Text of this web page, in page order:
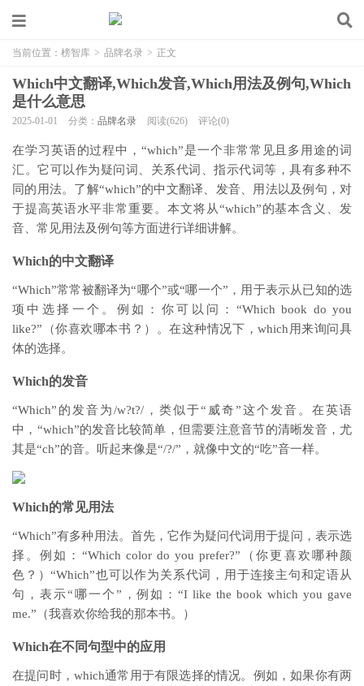
当前位置： 榜智库 > 品牌名录 > 正文
Which中文翻译,Which发音,Which用法及例句,Which
是什么意思
2025-01-01 分类： 品牌名录 阅读(626) 评论(0)
在学习英语的过程中，“which”是一个非常常见且多用途的词
汇。它可以作为疑问词、关系代词、指示代词等，具有多种不
同的用法。了解“which”的中文翻译、发音、用法以及例句，对
于提高英语水平非常重要。本文将从“which”的基本含义、发
音、常见用法及例句等方面进行详细讲解。
Which的中文翻译
“Which”常常被翻译为“哪个”或“哪一个”，用于表示从已知的选
项中选择一个。例如：你可以问：“Which book do you
like?”（你喜欢哪本书？）。在这种情况下，which用来询问具
体的选择。
Which的发音
“Which”的发音为/w?t?/，类似于“威奇”这个发音。在英语
中，“which”的发音比较简单，但需要注意音节的清晰发音，尤
其是“ch”的音。听起来像是“/?/”，就像中文的“吃”音一样。
Which的常见用法
“Which”有多种用法。首先，它作为疑问代词用于提问，表示选
择。例如：“Which color do you prefer?”（你更喜欢哪种颜
色？）“Which”也可以作为关系代词，用于连接主句和定语从
句，表示“哪一个”，例如：“I like the book which you gave
me.”（我喜欢你给我的那本书。）
Which在不同句型中的应用
在提问时，which通常用于有限选择的情况。例如，如果你有两